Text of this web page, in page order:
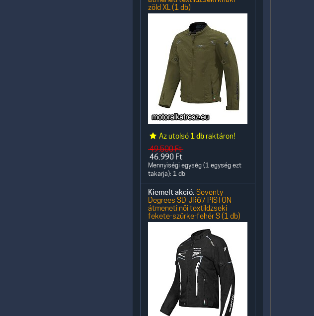
zöld XL (1 db)
Az utolsó 1 db raktáron!
49.500Ft
46.990 Ft
Mennyiségi egység (1 egység ezt
takarja): 1 db
Kiemelt akció: Seventy
Degrees SD-JR67 PISTON
átmeneti női textildzseki
fekete-szürke-fehér S (1 db)